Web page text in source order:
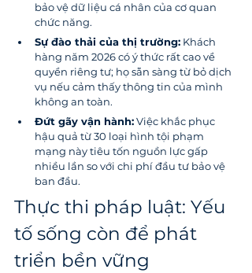
bảo vệ dữ liệu cá nhân của cơ quan
chức năng.
Sự đào thải của thị trường: Khách
hàng năm 2026 có ý thức rất cao về
quyền riêng tư; họ sẵn sàng từ bỏ dịch
vụ nếu cảm thấy thông tin của mình
không an toàn.
Đứt gãy vận hành: Việc khắc phục
hậu quả từ 30 loại hình tội phạm
mạng này tiêu tốn nguồn lực gấp
nhiều lần so với chi phí đầu tư bảo vệ
ban đầu.
Thực thi pháp luật: Yếu
tố sống còn để phát
triển bền vững